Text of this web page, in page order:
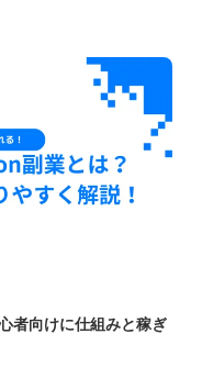
者向けに仕組みと稼ぎ